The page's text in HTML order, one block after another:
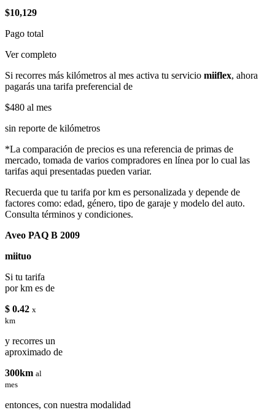
$10,129
Pago total
Ver completo
Si recorres más kilómetros al mes activa tu servicio miiflex, ahora
pagarás una tarifa preferencial de
$480 al mes
sin reporte de kilómetros
*La comparación de precios es una referencia de primas de
mercado, tomada de varios compradores en línea por lo cual las
tarifas aqui presentadas pueden variar.
Recuerda que tu tarifa por km es personalizada y depende de
factores como: edad, género, tipo de garaje y modelo del auto.
Consulta términos y condiciones.
Aveo PAQ B 2009
miituo
Si tu tarifa
por km es de
$ 0.42 x
km
y recorres un
aproximado de
300km al
mes
entonces, con nuestra modalidad